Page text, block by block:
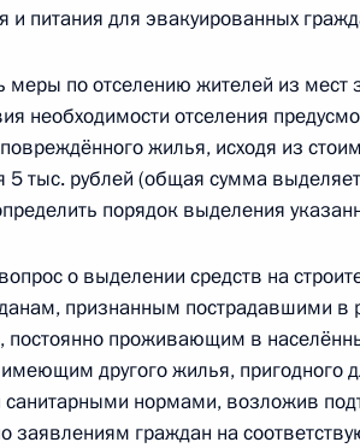
поручений, данных
Президента
работы мобильной приёмной
(Якутия)
питания для эвакуированных
меры по отселению жителей из мест
необходимости отселения
жилья, исходя из
5 тыс. рублей (общая сумма
порядок выделения
о выделении средств на
признанным пострадавшими в
постоянно проживающим в
другого жилья, пригодного
санитарными нормами, возложив
заявлениям граждан на